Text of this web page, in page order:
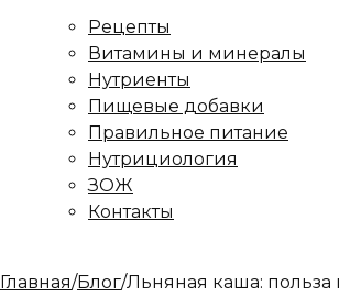
Рецепты
Витамины и минералы
Нутриенты
Пищевые добавки
Правильное питание
Нутрициология
ЗОЖ
Контакты
Главная/Блог/Льняная каша: польза